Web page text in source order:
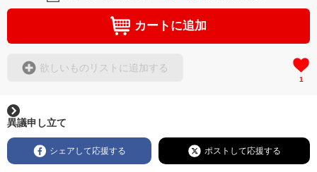
カートに追加
欲しいものリストに追加する
1
異議申し立て
シェアして応援する ポストして応援する